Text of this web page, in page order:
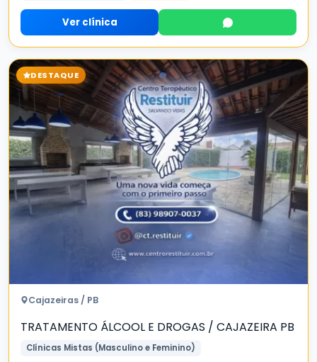
Ver clínica
DESTAQUE
Cajazeiras / PB
TRATAMENTO ÁLCOOL E DROGAS / CAJAZEIRA PB
Clínicas Mistas (Masculino e Feminino)